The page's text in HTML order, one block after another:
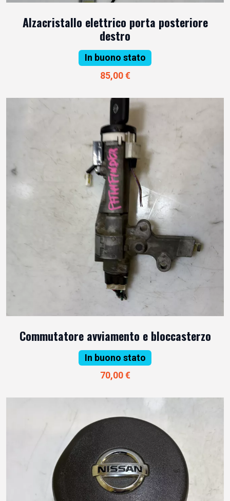
Alzacristallo elettrico porta posteriore
destro
In buono stato
85,00 €
Commutatore avviamento e bloccasterzo
In buono stato
70,00 €